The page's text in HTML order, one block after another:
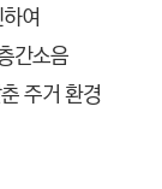
여
간소음
주거 환경